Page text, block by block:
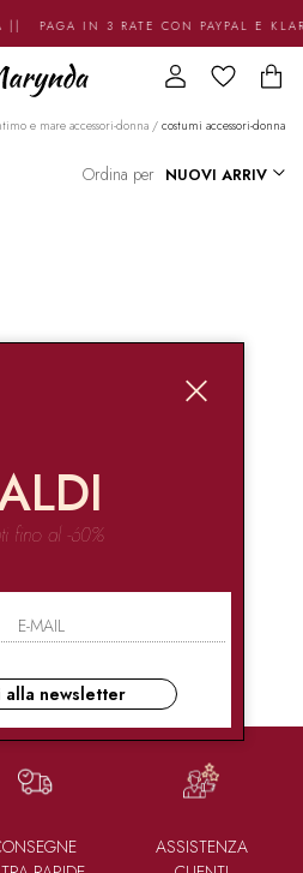
|| PAGA IN 3 RATE CON PAYPAL E
e mare accessori-donna / costumi accessori-donna
Ordina per
1DI 1
ASSISTENZA
fino al -60%
alla newsletter